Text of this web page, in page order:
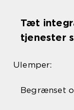
Tæt
tjenester
Ulemper:
Begrænset